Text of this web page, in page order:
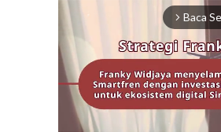
arrow_forward_ios Baca